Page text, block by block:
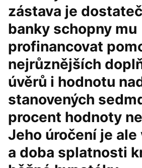
zástava je
banky schopny mu
profinancovat
nejrůznějších
úvěrů i hodnotu
stanovených
procent hodnoty
Jeho úročení je
a doba splatnosti